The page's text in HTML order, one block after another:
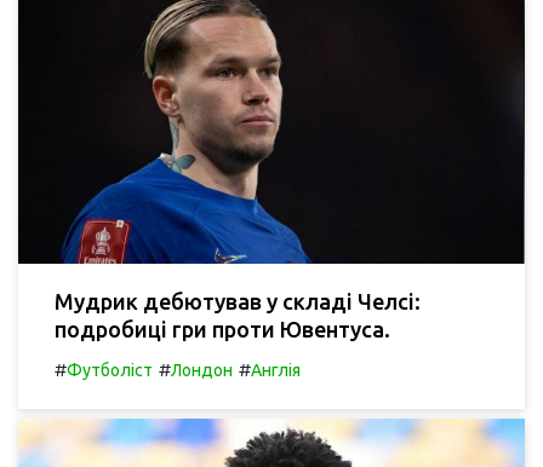
Мудрик дебютував у складі Челсі:
подробиці гри проти Ювентуса.
#Футболіст #Лондон #Англія